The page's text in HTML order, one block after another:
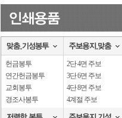
헌금봉투
연간헌금봉투
교회봉투
경조사봉투
2단 4면 주보
3단 6면 주보
4단 8면 주보
4계절 주보